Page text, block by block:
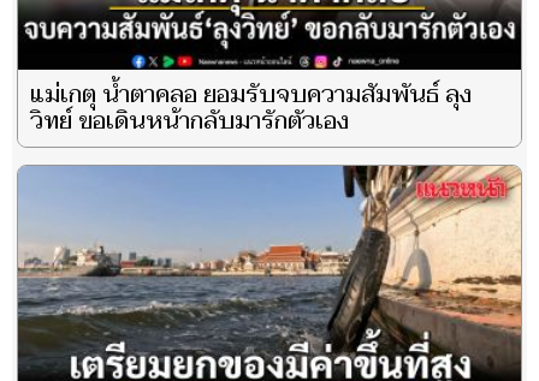
แม่เกตุ น้ำตาคลอ ยอมรับจบความสัมพันธ์ ลุง
วิทย์ ขอเดินหน้ากลับมารักตัวเอง